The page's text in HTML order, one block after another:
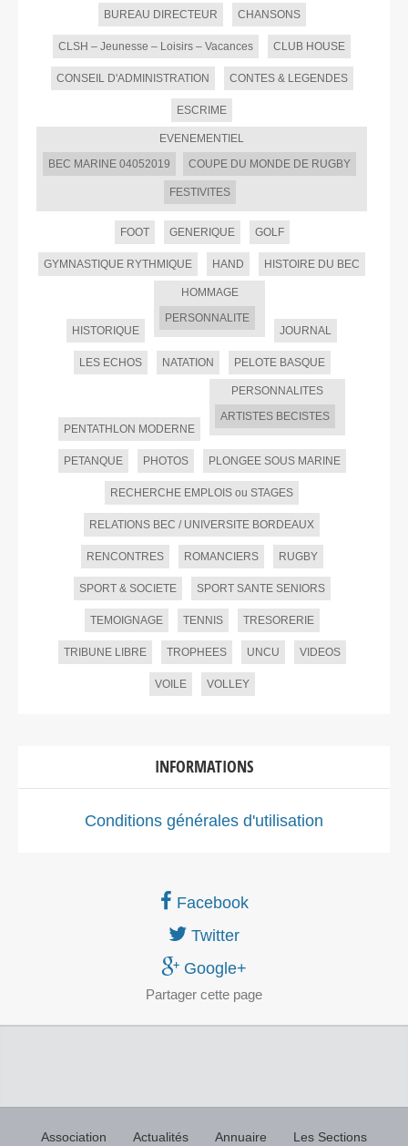
BUREAU DIRECTEUR CHANSONS
CLSH – Jeunesse – Loisirs – Vacances CLUB HOUSE
CONSEIL D'ADMINISTRATION CONTES & LEGENDES
ESCRIME
EVENEMENTIEL
BEC MARINE 04052019
COUPE DU MONDE DE RUGBY
FESTIVITES
FOOT GENERIQUE GOLF
GYMNASTIQUE RYTHMIQUE HAND HISTOIRE DU BEC
HISTORIQUE
HOMMAGE
PERSONNALITE
JOURNAL
LES ECHOS NATATION PELOTE BASQUE
PENTATHLON MODERNE
PERSONNALITES
ARTISTES BECISTES
PETANQUE PHOTOS PLONGEE SOUS MARINE
RECHERCHE EMPLOIS ou STAGES
RELATIONS BEC / UNIVERSITE BORDEAUX
RENCONTRES ROMANCIERS RUGBY
SPORT & SOCIETE SPORT SANTE SENIORS
TEMOIGNAGE TENNIS TRESORERIE
TRIBUNE LIBRE TROPHEES UNCU VIDEOS
VOILE VOLLEY
INFORMATIONS
Conditions générales d'utilisation
Facebook
Twitter
Google+
Partager cette page
Association Actualités Annuaire Les Sections